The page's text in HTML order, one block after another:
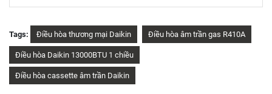
Tags: Điều hòa thương mại Daikin Điều hòa âm trần gas R410A
Điều hòa Daikin 13000BTU 1 chiều
Điều hòa cassette âm trần Daikin